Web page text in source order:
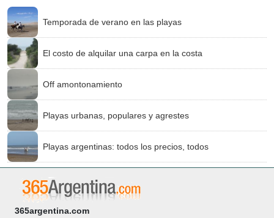
Temporada de verano en las playas
El costo de alquilar una carpa en la costa
Off amontonamiento
Playas urbanas, populares y agrestes
Playas argentinas: todos los precios, todos
365argentina.com